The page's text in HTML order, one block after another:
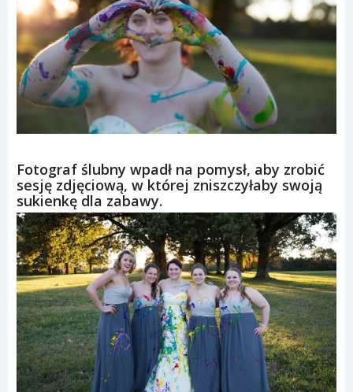
Fotograf ślubny wpadł na pomysł, aby zrobić
sesję zdjęciową, w której zniszczyłaby swoją
sukienkę dla zabawy.